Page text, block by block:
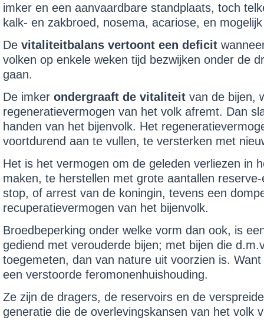
imker en een aanvaardbare standplaats, toch
kalk- en zakbroed, nosema, acariose, en
De vitaliteitbalans vertoont een deficit
volken op enkele weken tijd bezwijken onder de
gaan.
De imker ondergraaft de vitaliteit van de bijen,
regeneratievermogen van het volk afremt. Dan
handen van het bijenvolk. Het
voortdurend aan te vullen, te versterken met
Het is het vermogen om de geleden verliezen in
maken, te herstellen met grote aantallen
stop, of arrest van de koningin, tevens een
recuperatievermogen van het bijenvolk.
Broedbeperking onder welke vorm dan ook, is
gediend met verouderde bijen; met bijen die
toegemeten, dan van nature uit voorzien is.
een verstoorde feromo­nenhuishouding.
Ze zijn de dragers, de reservoirs en de
generatie die de overlevingskansen van het volk